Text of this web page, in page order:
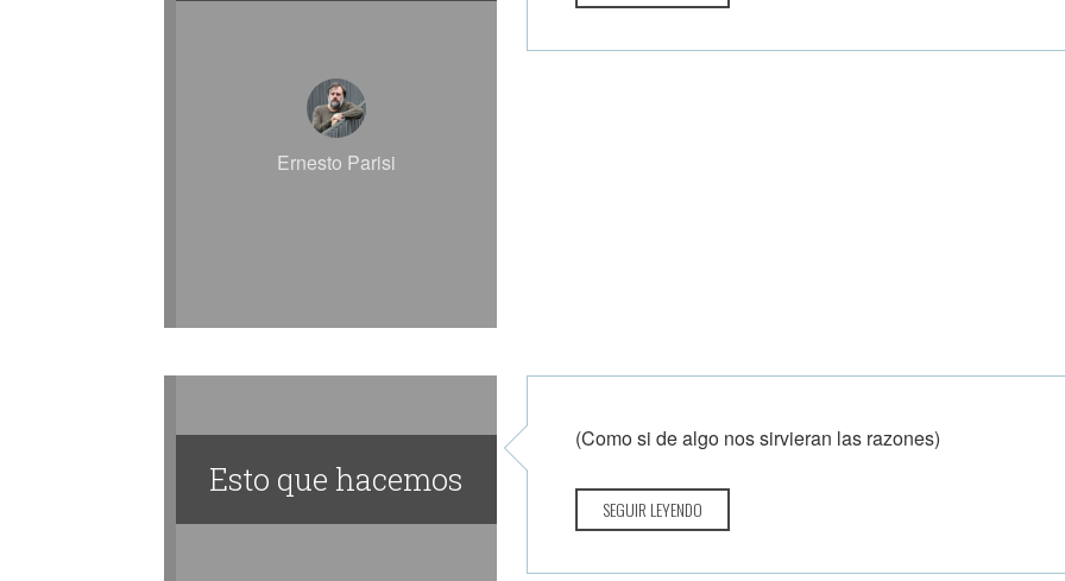
Ernesto Parisi
Esto que hacemos
(Como si de algo nos sirvieran las razones)
SEGUIR LEYENDO